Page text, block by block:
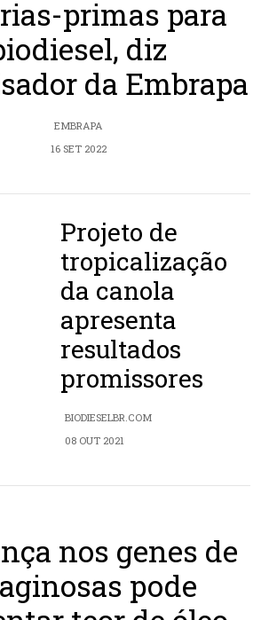
primas para
diz
da Embrapa
EMBRAPA
16 SET 2022
Projeto de
tropicalização
da canola
apresenta
resultados
promissores
BIODIESELBR.COM
08 OUT 2021
nos genes de
pode